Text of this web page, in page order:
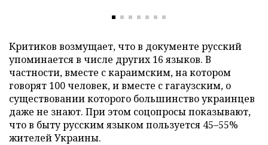
Критиков возмущает, что в документе русский
упоминается в числе других 16 языков. В
частности, вместе с караимским, на котором
говорят 100 человек, и вместе с гагаузским, о
существовании которого большинство украинцев
даже не знают. При этом соцопросы показывают,
что в быту русским языком пользуется 45–55%
жителей Украины.